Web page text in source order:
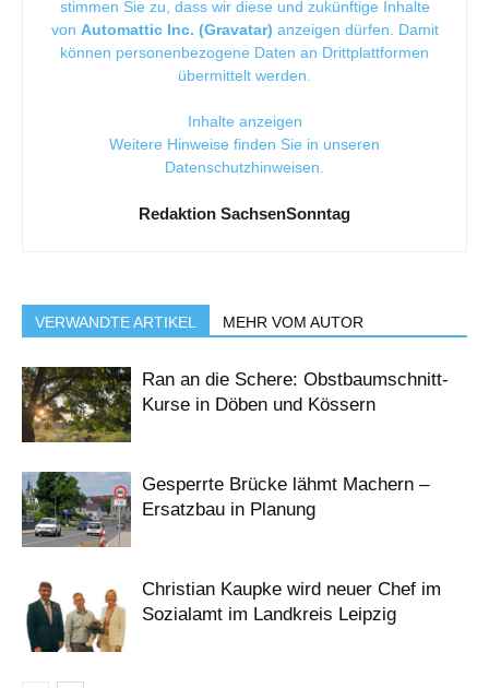
stimmen Sie zu, dass wir diese und zukünftige Inhalte
von Automattic Inc. (Gravatar) anzeigen dürfen. Damit
können personenbezogene Daten an Drittplattformen
übermittelt werden.
Inhalte anzeigen
Weitere Hinweise finden Sie in unseren
Datenschutzhinweisen
Redaktion SachsenSonntag
VERWANDTE ARTIKEL MEHR VOM AUTOR
Ran an die Schere: Obstbaumschnitt-
Kurse in Döben und Kössern
Gesperrte Brücke lähmt Machern –
Ersatzbau in Planung
Christian Kaupke wird neuer Chef im
Sozialamt im Landkreis Leipzig